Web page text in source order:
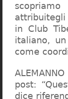
in Club
italiano,
come
post:
dice